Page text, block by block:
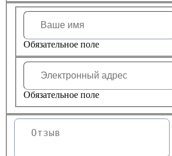
Обязательное поле
Обязательное поле